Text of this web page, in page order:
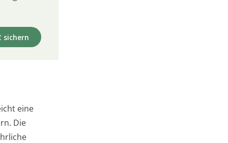
sichern
eine
Die